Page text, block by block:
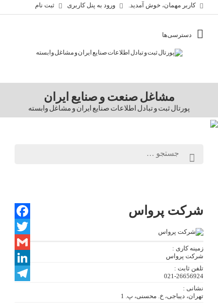
کاربر مهمان، خوش آمدید. ورود به پنل کاربری ثبت نام
مشاغل صنعت و صنایع ایران
پورتال ثبت و تبادل اطلاعات صنایع ایران و مشاغل وابسته
شرکت پرواس
Facebook
Twitter
Gmail
LinkedIn
زمینه کاری :
شرکت پرواس
تلفن ثابت :
021-26656924
نشانی :
تهران، دیباجی، خ. محسنی، پ. 1